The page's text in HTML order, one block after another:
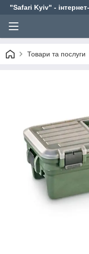
"Safari Kyiv" -
Товари та послуги